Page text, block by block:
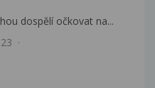
dospělí očkovat na...